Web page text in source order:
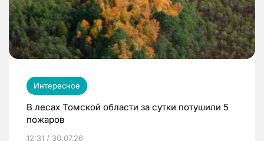
Интересное
В лесах Томской области за сутки потушили 5
пожаров
12:31 / 30.07.26